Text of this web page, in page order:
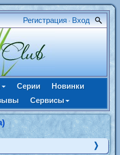
Регистрация • Вход
Серии
Новинки
Сервисы